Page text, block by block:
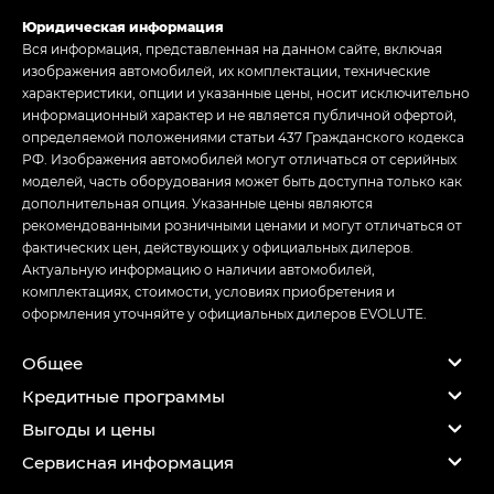
Юридическая информация
Вся информация, представленная на данном сайте, включая
изображения автомобилей, их комплектации, технические
характеристики, опции и указанные цены, носит исключительно
информационный характер и не является публичной офертой,
определяемой положениями статьи 437 Гражданского кодекса
РФ. Изображения автомобилей могут отличаться от серийных
моделей, часть оборудования может быть доступна только как
дополнительная опция. Указанные цены являются
рекомендованными розничными ценами и могут отличаться от
фактических цен, действующих у официальных дилеров.
Актуальную информацию о наличии автомобилей,
комплектациях, стоимости, условиях приобретения и
оформления уточняйте у официальных дилеров EVOLUTE.
Общее
Кредитные программы
Выгоды и цены
Сервисная информация